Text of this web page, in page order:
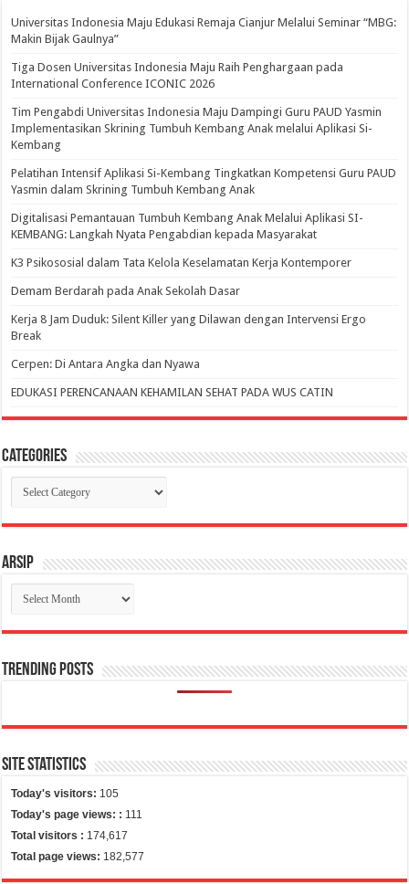
Universitas Indonesia Maju Edukasi Remaja Cianjur Melalui Seminar “MBG:
Makin Bijak Gaulnya”
Tiga Dosen Universitas Indonesia Maju Raih Penghargaan pada
International Conference ICONIC 2026
Tim Pengabdi Universitas Indonesia Maju Dampingi Guru PAUD Yasmin
Implementasikan Skrining Tumbuh Kembang Anak melalui Aplikasi Si-
Kembang
Pelatihan Intensif Aplikasi Si-Kembang Tingkatkan Kompetensi Guru PAUD
Yasmin dalam Skrining Tumbuh Kembang Anak
Digitalisasi Pemantauan Tumbuh Kembang Anak Melalui Aplikasi SI-
KEMBANG: Langkah Nyata Pengabdian kepada Masyarakat
K3 Psikososial dalam Tata Kelola Keselamatan Kerja Kontemporer
Demam Berdarah pada Anak Sekolah Dasar
Kerja 8 Jam Duduk: Silent Killer yang Dilawan dengan Intervensi Ergo
Break
Cerpen: Di Antara Angka dan Nyawa
EDUKASI PERENCANAAN KEHAMILAN SEHAT PADA WUS CATIN
Categories
Categories
Arsip
Arsip
Trending Posts
Site Statistics
Today's visitors: 105
Today's page views: : 111
Total visitors : 174,617
Total page views: 182,577